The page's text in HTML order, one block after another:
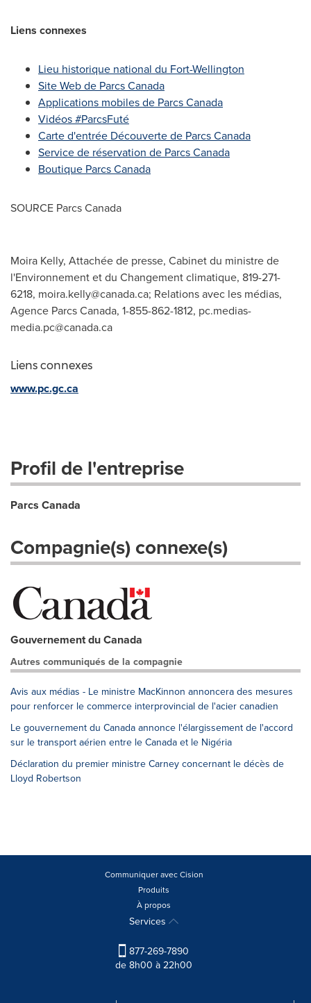
Liens connexes
Lieu historique national du Fort-Wellington
Site Web de Parcs Canada
Applications mobiles de Parcs Canada
Vidéos #ParcsFuté
Carte d'entrée Découverte de Parcs Canada
Service de réservation de Parcs Canada
Boutique Parcs Canada
SOURCE Parcs Canada
Moira Kelly, Attachée de presse, Cabinet du ministre de
l'Environnement et du Changement climatique, 819-271-
6218, moira.kelly@canada.ca; Relations avec les médias,
Agence Parcs Canada, 1-855-862-1812, pc.medias-
media.pc@canada.ca
Liens connexes
www.pc.gc.ca
Profil de l'entreprise
Parcs Canada
Compagnie(s) connexe(s)
Gouvernement du Canada
Autres communiqués de la compagnie
Avis aux médias - Le ministre MacKinnon annoncera des mesures
pour renforcer le commerce interprovincial de l'acier canadien
Le gouvernement du Canada annonce l'élargissement de l'accord
sur le transport aérien entre le Canada et le Nigéria
Déclaration du premier ministre Carney concernant le décès de
Lloyd Robertson
Communiquer avec Cision
Produits
À propos
Services
877-269-7890
de 8h00 à 22h00